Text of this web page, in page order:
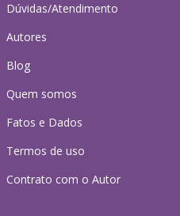
Dúvidas/Atendimento
Autores
Blog
Quem somos
Fatos e Dados
Termos de uso
Contrato com o Autor